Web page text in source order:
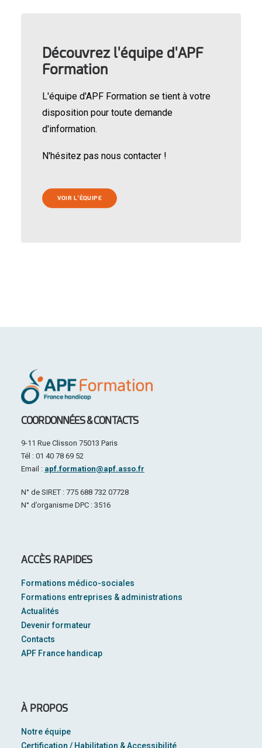
Découvrez l'équipe d'APF
Formation
L'équipe d'APF Formation se tient à votre
disposition pour toute demande
d'information.
N'hésitez pas nous contacter !
VOIR L'ÉQUIPE
COORDONNÉES & CONTACTS
9-11 Rue Clisson 75013 Paris
Tél : 01 40 78 69 52
Email : apf.formation@apf.asso.fr
N° de SIRET : 775 688 732 07728
N° d’organisme DPC : 3516
ACCÈS RAPIDES
Formations médico-sociales
Formations entreprises & administrations
Actualités
Devenir formateur
Contacts
APF France handicap
À PROPOS
Notre équipe
Certification / Habilitation & Accessibilité